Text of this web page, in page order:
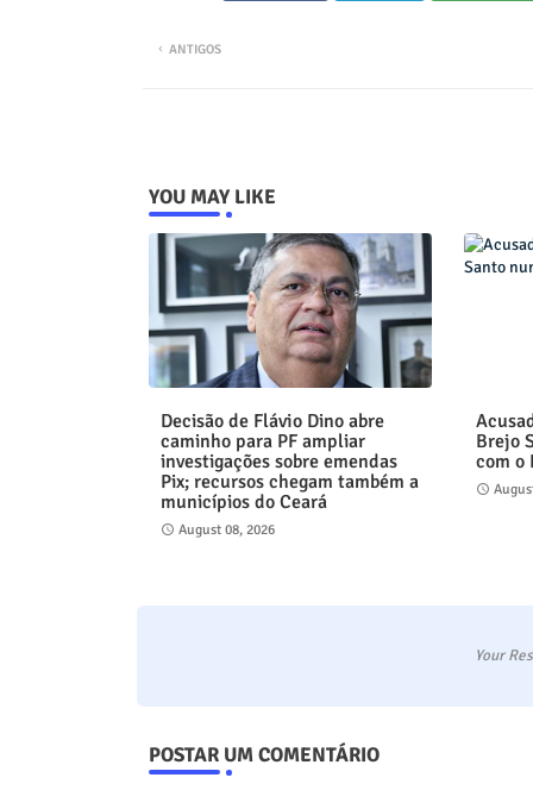
ANTIGOS
YOU MAY LIKE
Decisão de Flávio Dino abre
caminho para PF ampliar
investigações sobre emendas
Pix; recursos chegam também a
municípios do Ceará
August 08, 2026
Brejo
com o
Your
POSTAR UM COMENTÁRIO